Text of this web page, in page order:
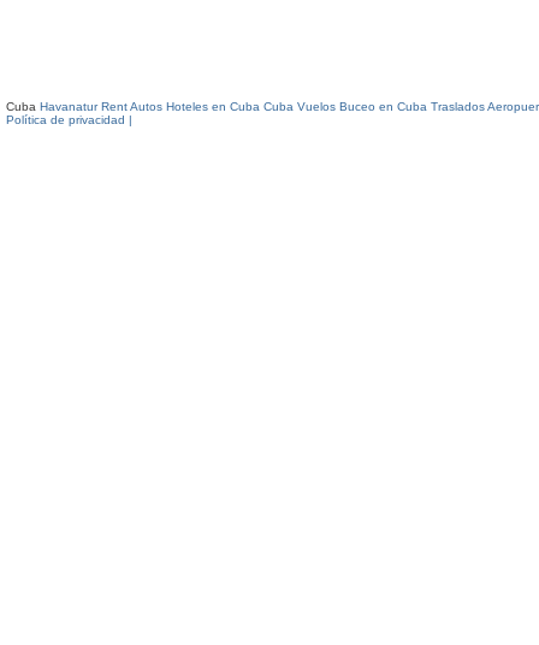
Cuba Havanatur Rent Autos Hoteles en Cuba Cuba Vuelos Buceo en Cuba Traslados
Política de privacidad |